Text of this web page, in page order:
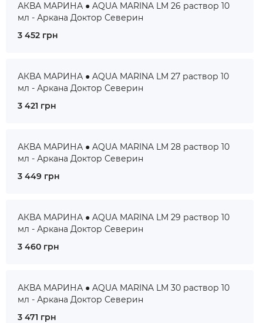
АКВА МАРИНА ● AQUA MARINA LM 26 раствор 10
мл - Аркана Доктор Северин
3 452 грн
АКВА МАРИНА ● AQUA MARINA LM 27 раствор 10
мл - Аркана Доктор Северин
3 421 грн
АКВА МАРИНА ● AQUA MARINA LM 28 раствор 10
мл - Аркана Доктор Северин
3 449 грн
АКВА МАРИНА ● AQUA MARINA LM 29 раствор 10
мл - Аркана Доктор Северин
3 460 грн
АКВА МАРИНА ● AQUA MARINA LM 30 раствор 10
мл - Аркана Доктор Северин
3 471 грн